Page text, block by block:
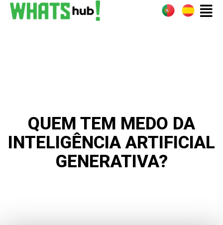
QUEM TEM MEDO DA
INTELIGÊNCIA ARTIFICIAL
GENERATIVA?